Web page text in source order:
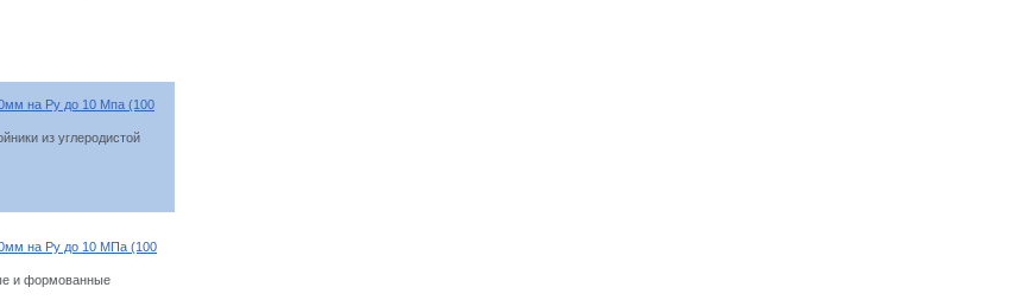
на Ру до 10 Мпа (100
из углеродистой
на Ру до 10 МПа (100
и формованные